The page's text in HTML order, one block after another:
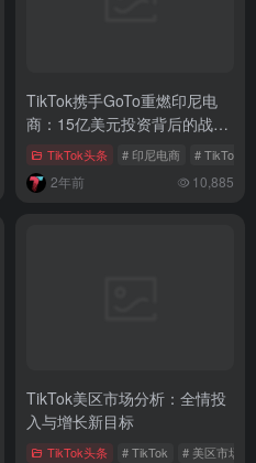
TikTok携手GoTo重燃印尼电
商：15亿美元投资背后的战略
布局TikTok头条 # 印尼电商 # TikTok
2年前 10,885
# 中国工厂网红 # 中美贸易摩擦
TikTok美区市场分析：全情投
入与增长新目标
TikTok头条 # TikTok # 美区市场